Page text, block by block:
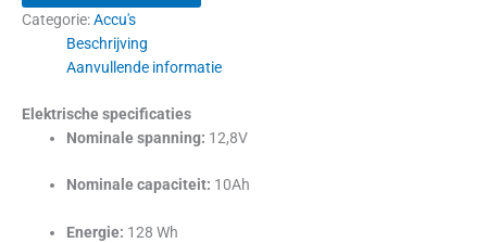
Categorie:Accu's
Beschrijving
Aanvullende informatie
Elektrische specificaties
Nominale spanning: 12,8V
Nominale capaciteit: 10Ah
Energie: 128 Wh